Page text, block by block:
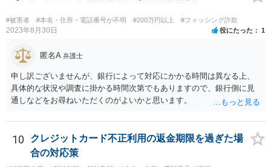
#被害者 #本名・住所・電話番号が不明 #200万円以上 #フィッシング詐欺
2023年8月30日 役にたった 1
匿名A 弁護士
申し訳ございませんが、銀行によって対応にかかる時間は異なる上、
具体的な状況や調査に掛かる時間次第でもありますので、銀行側に見
通しなどをお尋ねいただくのがよいかと思います。
10
クレジットカード不正利用の返金期限を過ぎた場
合の対応策